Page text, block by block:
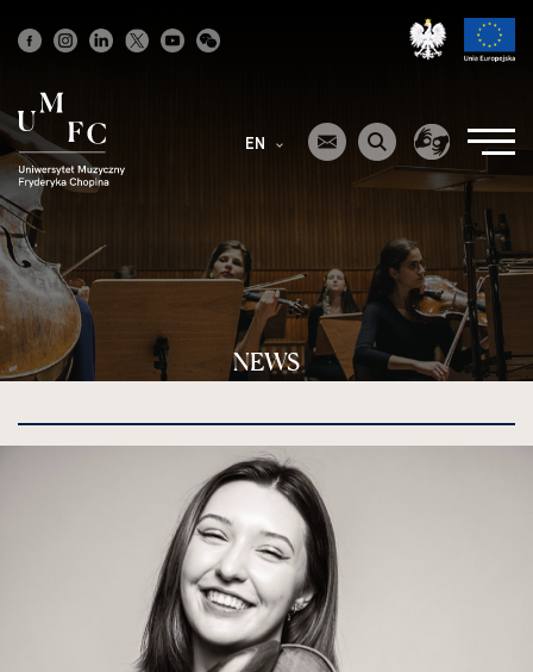
Strona
główna
EN
NEWS
kliknięcie
spowoduje
powiększenie
zdjęcia
do
rozmiarów
oryginalnych